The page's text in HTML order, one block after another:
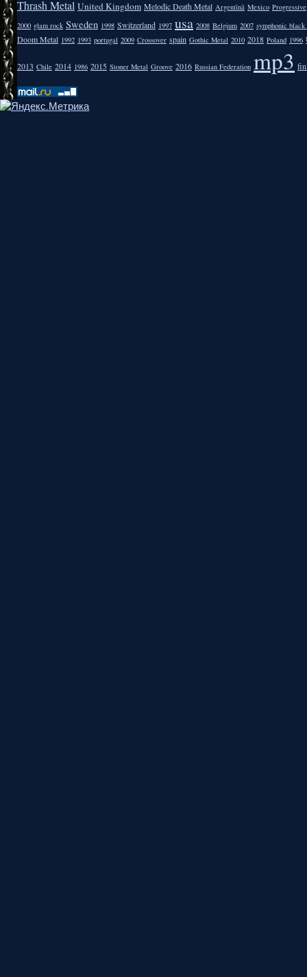
Thrash Metal United Kingdom Melodic Death Metal Argentīnā Mexico Progressive
2000 glam rock Sweden 1998 Switzerland 1997 usa 2008 Belgium 2007 symphonic
Doom Metal 1992 1993 portugal 2009 Crossover spain Gothic Metal 2010 2018 Poland 1996
2013 Chile 2014 1986 2015 Stoner Metal Groove 2016 Russian Federation mp3